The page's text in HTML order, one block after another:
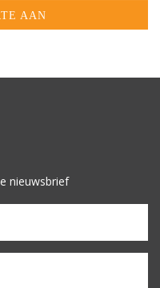
AAN
nieuwsbrief